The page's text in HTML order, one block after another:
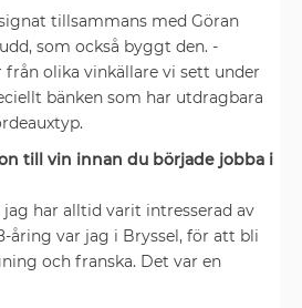
tillsammans med Göran
som också byggt den.
från olika ­vinkällare vi sett under
bänken som har utdragbara
till vin innan du började jobba i
har ­alltid varit intresserad av
åring var jag i Bryssel, för att bli
och franska. Det var en